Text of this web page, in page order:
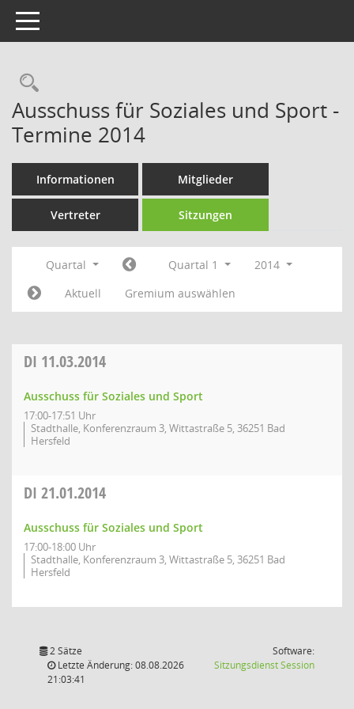
Toggle navigation
Rechercheauswahl
Ausschuss für Soziales und Sport -
Termine 2014
Informationen Mitglieder
Vertreter Sitzungen
Quartal Quartal 1
2014
Aktuell
Gremium auswählen
DI 11.03.2014
Ausschuss für Soziales und Sport
17:00-17:51 Uhr
Stadthalle, Konferenzraum 3, Wittastraße 5, 36251 Bad
Hersfeld
DI 21.01.2014
Ausschuss für Soziales und Sport
17:00-18:00 Uhr
Stadthalle, Konferenzraum 3, Wittastraße 5, 36251 Bad
Hersfeld
2 Sätze
Letzte Änderung: 08.08.2026
21:03:41
Software:
SitzungsdienstSession(Wird in